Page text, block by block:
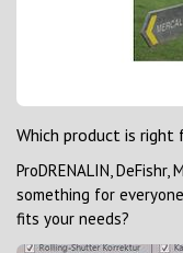
Which product is right
ProDRENALIN,
something for
fits your needs?